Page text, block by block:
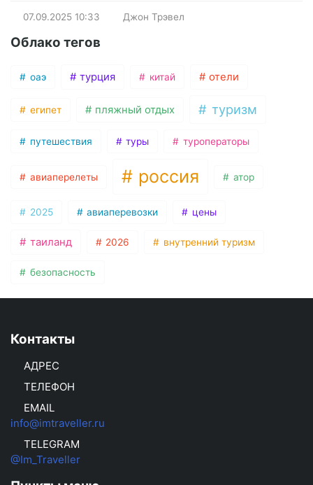
07.09.2025 10:33 Джон Трэвел
Облако тегов
оаэ турция китай отели
египет пляжный отдых туризм
путешествия туры туроператоры
авиаперелеты россия атор
2025 авиаперевозки цены
таиланд 2026 внутренний туризм
безопасность
Контакты
АДРЕС
ТЕЛЕФОН
EMAIL
info@imtraveller.ru
TELEGRAM
@Im_Traveller